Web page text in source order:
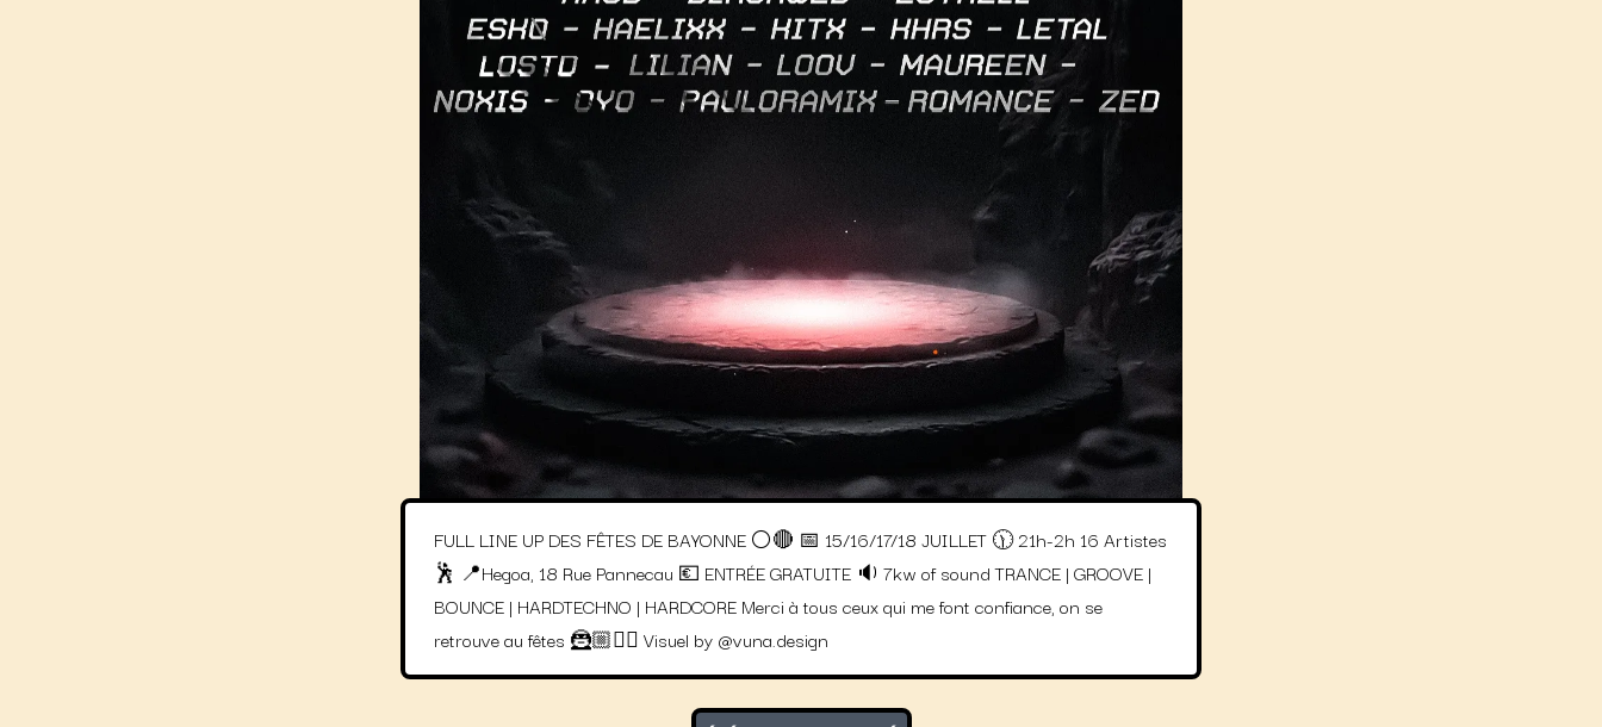
FULL LINE UP DES FÊTES DE BAYONNE ⚪️🔴 📅 15/16/17/18 JUILLET 🕦 21h-2h 16 Artistes
🕺 📍Hegoa, 18 Rue Pannecau 💶 ENTRÉE GRATUITE 🔉 7kw of sound TRANCE | GROOVE |
BOUNCE | HARDTECHNO | HARDCORE Merci à tous ceux qui me font confiance, on se
retrouve au fêtes 🦹🏼❤️‍🔥 Visuel by @vuna.design